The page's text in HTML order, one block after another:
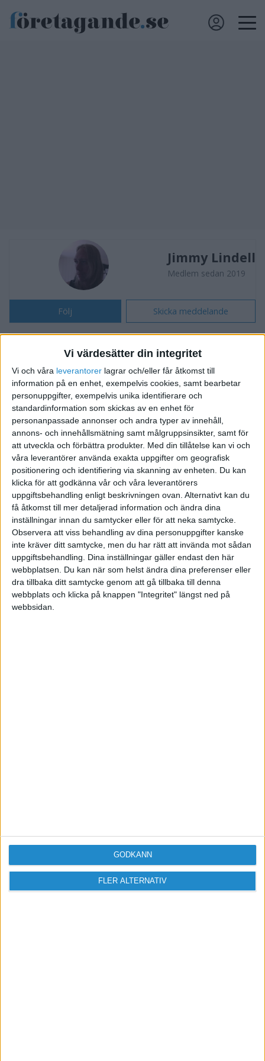
Vi värdesätter din integritet
Vi och våra leverantorer lagrar och/eller får åtkomst till
information på en enhet, exempelvis cookies, samt bearbetar
personuppgifter, exempelvis unika identifierare och
standardinformation som skickas av en enhet för
personanpassade annonser och andra typer av innehåll,
annons- och innehållsmätning samt målgruppsinsikter, samt för
att utveckla och förbättra produkter. Med din tillåtelse kan vi och
våra leverantörer använda exakta uppgifter om geografisk
positionering och identifiering via skanning av enheten. Du kan
klicka för att godkänna vår och våra leverantörers
uppgiftsbehandling enligt beskrivningen ovan. Alternativt kan du
få åtkomst till mer detaljerad information och ändra dina
inställningar innan du samtycker eller för att neka samtycke.
Observera att viss behandling av dina personuppgifter kanske
inte kräver ditt samtycke, men du har rätt att invända mot sådan
uppgiftsbehandling. Dina inställningar gäller endast den här
webbplatsen. Du kan när som helst ändra dina preferenser eller
dra tillbaka ditt samtycke genom att gå tillbaka till denna
webbplats och klicka på knappen "Integritet" längst ned på
webbsidan.
FLER ALTERNATIV
GODKÄNN
Jimmy Lindell
Medlem sedan 2019
Följ Skicka meddelande
AFFÄRER
Söker nya kunder och utför uppdrag
Söker samarbeten/affärspartners
TAGGAR
E-handel Film- & musikproduktion
Grafisk design Illustrationer
Kreativt skrivande Videoproduktion
FORUMAKTIVITET
Sälja inventarie till mig själv
Tråd
i Bokföring forum, Skatter och
Företagsformer
för 6 år sedan
Anmäl dig till ett förbaskat bra nyhetsbrev